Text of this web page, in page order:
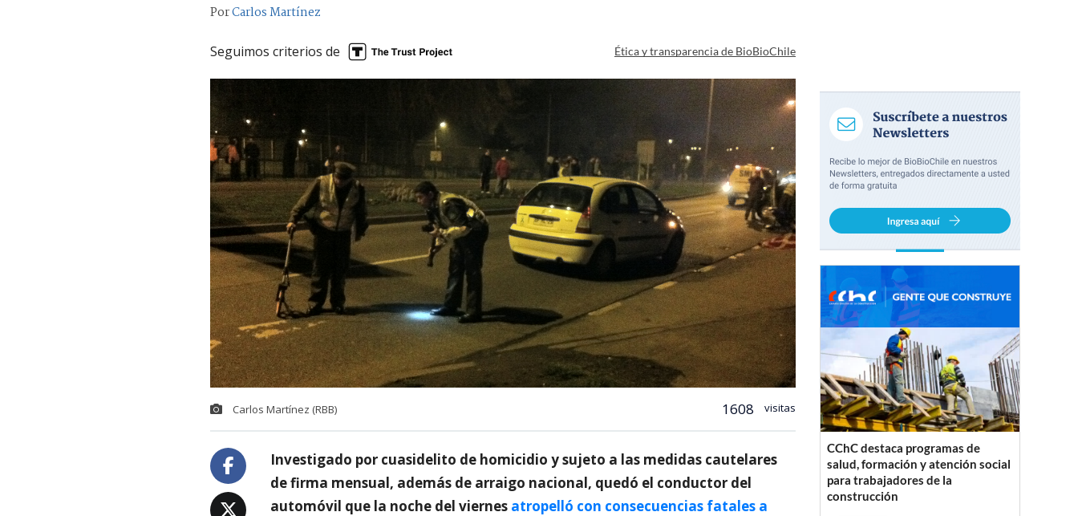
PorCarlos Martínez
Seguimos criterios de Ética y transparencia de BioBioChile
Carlos Martínez (RBB) 1608 visitas
Investigado por cuasidelito de homicidio y sujeto a las medidas cautelares
de firma mensual, además de arraigo nacional, quedó el conductor del
automóvil que la noche del viernes atropelló con consecuencias fatales a
CChC destaca programas de
salud, formación y atención social
para trabajadores de la
construcción